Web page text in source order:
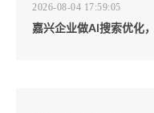
2026-08-04 17:59:05
嘉兴企业做AI搜索优化